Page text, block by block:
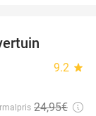
9.2 star
24,95€